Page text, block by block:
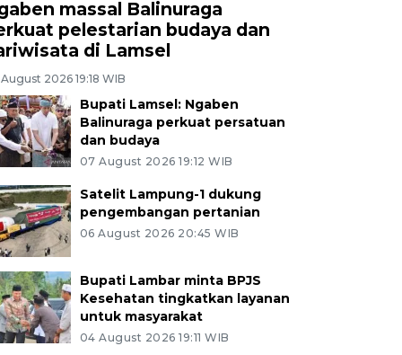
massal Balinuraga
pelestarian budaya dan
di Lamsel
2026 19:18 WIB
Bupati Lamsel: Ngaben
Balinuraga perkuat persatuan
dan budaya
07 August 2026 19:12 WIB
Satelit Lampung-1 dukung
pengembangan pertanian
06 August 2026 20:45 WIB
Bupati Lambar minta BPJS
Kesehatan tingkatkan layanan
untuk masyarakat
04 August 2026 19:11 WIB